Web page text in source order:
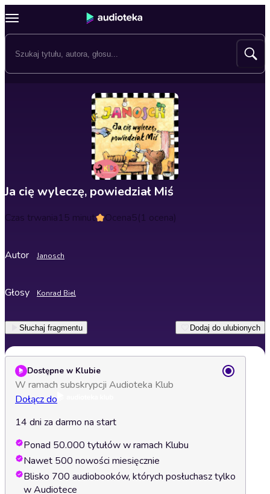
Ja cię wyleczę, powiedział Miś
Czas trwania15 minut Ocena5(1 ocena)
Autor Janosch
Głosy Konrad Biel
Słuchaj fragmentu Dodaj do ulubionych
Dostępne w Klubie
W ramach subskrypcji Audioteka Klub
Dołącz do
14 dni za darmo na start
Ponad 50.000 tytułów w ramach Klubu
Nawet 500 nowości miesięcznie
Blisko 700 audiobooków, których posłuchasz tylko
w Audiotece